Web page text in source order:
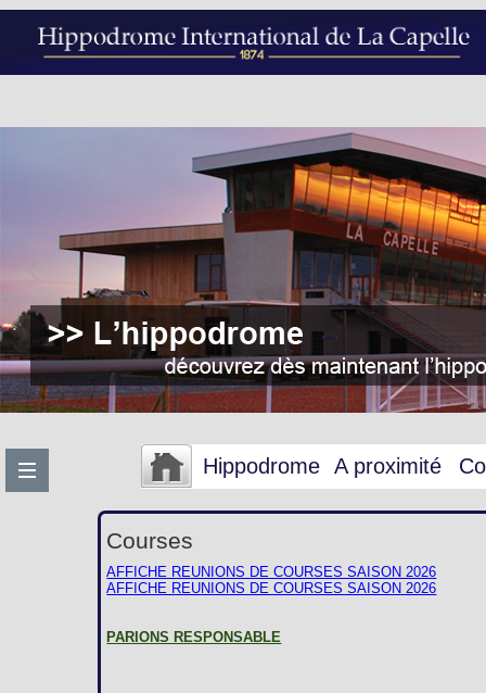
Hippodrome A proximité
Courses
AFFICHE REUNIONS DE COURSES SAISON 2026
AFFICHE REUNIONS DE COURSES SAISON 2026
PARIONS RESPONSABLE